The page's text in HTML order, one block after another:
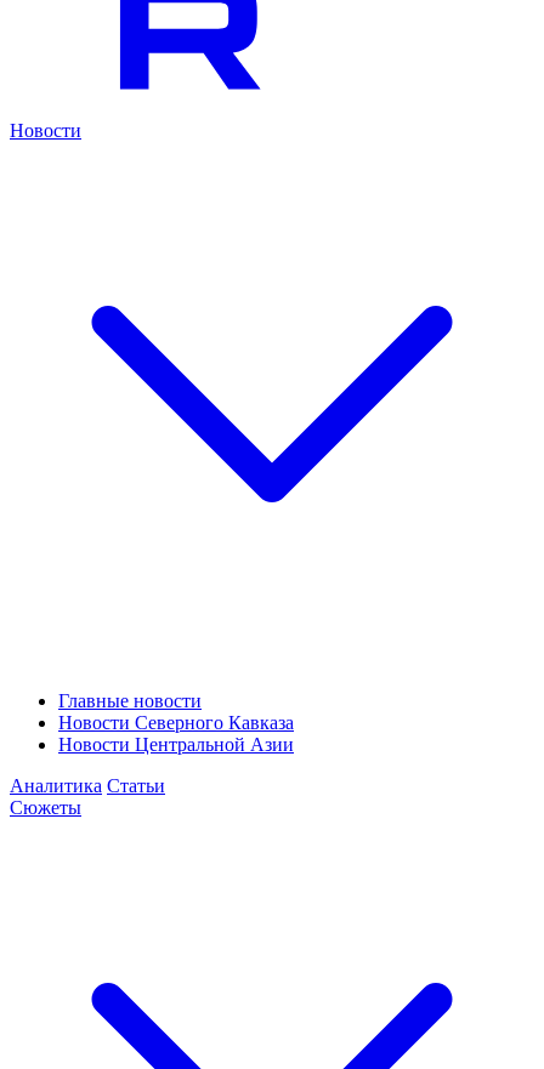
Новости
Главные новости
Новости Северного Кавказа
Новости Центральной Азии
Аналитика Статьи
Сюжеты